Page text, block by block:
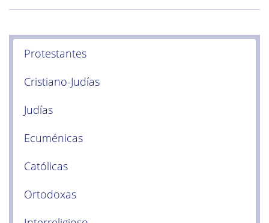
Protestantes
Cristiano-Judías
Judías
Ecuménicas
Católicas
Ortodoxas